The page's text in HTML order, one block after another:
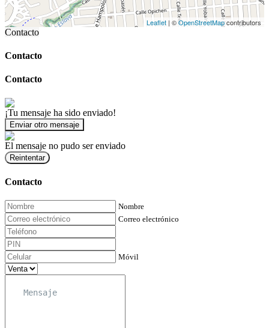
Leaflet | ©OpenStreetMapcontributors
Contacto
Contacto
Contacto
¡Tu mensaje ha sido enviado!
Enviar otro mensaje
El mensaje no pudo ser enviado
Reintentar
Contacto
Nombre
Correo electrónico
Móvil